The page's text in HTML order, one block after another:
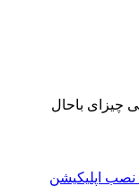
چیزای باحال
نصب اپلیکیشن